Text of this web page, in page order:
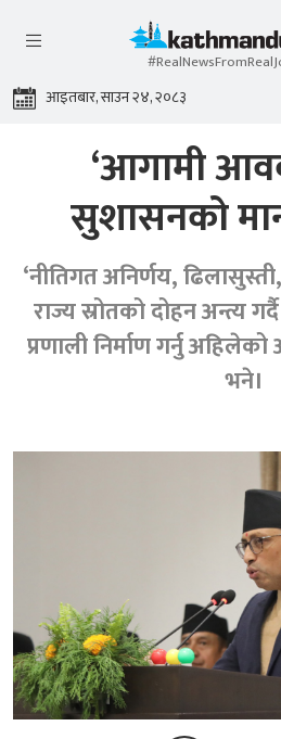
आइतबार, साउन २४, २०८३
‘आगामी
सुशासनको
‘नीतिगत अनिर्णय,
राज्य स्रोतको दोहन अन्त्य
प्रणाली निर्माण गर्नु
भने।